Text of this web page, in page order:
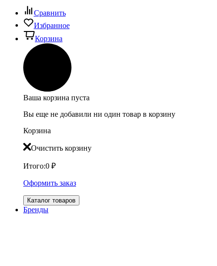
Сравнить
Избранное
Корзина
Ваша корзина пуста
Вы еще не добавили ни один товар в корзину
Корзина
Очистить корзину
Итого:0 ₽
Оформить заказ
Каталог товаров
Бренды